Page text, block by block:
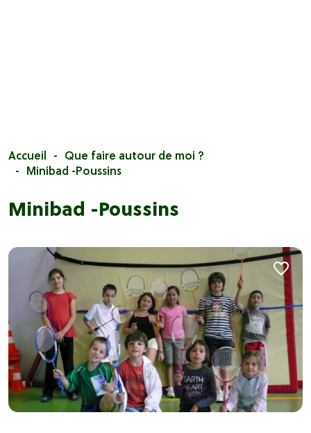
Accueil
Que faire autour de moi ?
Minibad -Poussins
Minibad -Poussins